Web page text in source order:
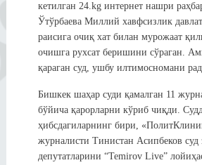
кетилган 24.kg интернет нашри
Ўтўрбаева Миллий хавфсизлик
раисига очиқ хат билан мурожаат
очишга рухсат беришини сўраган.
қараган суд, ушбу илтимосномани рад
Бишкек шаҳар суди қамалган 11
бўйича қарорларни кўриб чиқди.
ҳибсдагиларнинг бири,
журналисти Тинистан Асипбеков суд
депутатларини “Temirov Live”